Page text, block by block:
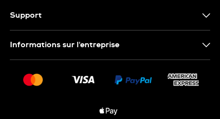
Support
Conditions De Vente
Informations sur l'entreprise
Nous rejoindre